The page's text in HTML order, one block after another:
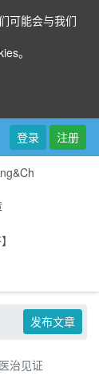
可能会与我们
。
登录 注册
发布文章
医治见证